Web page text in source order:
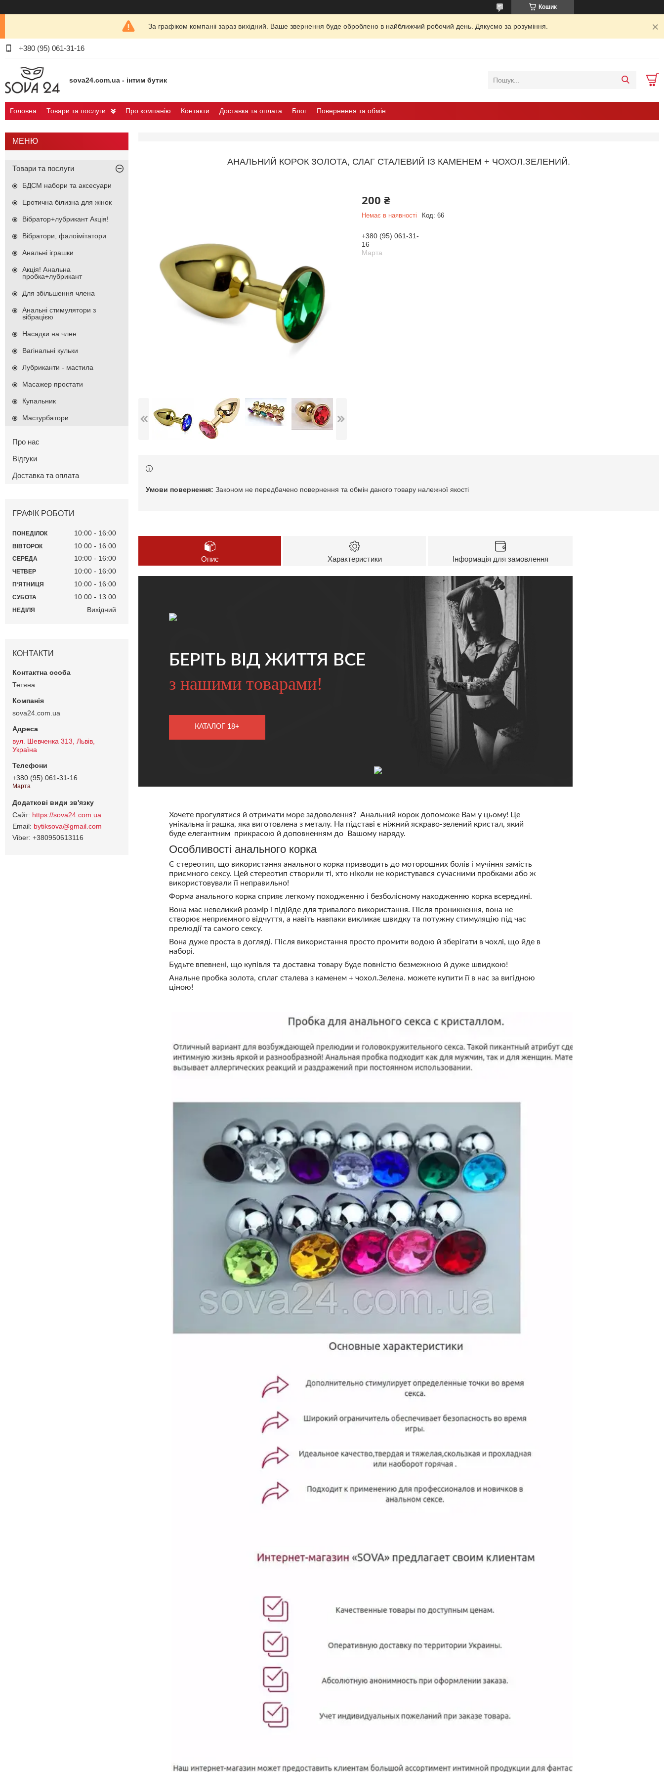
Кошик
За графіком компаніі зараз вихідний. Ваше звернення буде оброблено в найближчий робочий день. Дякуємо за розуміння.
+380 (95) 061-31-16
sova24.com.ua - інтим бутик
Головна Товари та послуги Про компанію Контакти Доставка та оплата Блог Повернення та обмін
АНАЛЬНИЙ КОРОК ЗОЛОТА, СЛАГ СТАЛЕВИЙ ІЗ КАМЕНЕМ + ЧОХОЛ.ЗЕЛЕНИЙ.
200 ₴
Немає в наявності Код: 66
+380 (95) 061-31-
16
Марта
Законом не передбачено повернення та обмін даного товару належної якості
Опис Характеристики Інформація для замовлення
БЕРІТЬ ВІД ЖИТТЯ ВСЕ
з нашими товарами!
КАТАЛОГ 18+
Хочете прогулятися й отримати море задоволення? Анальний корок допоможе Вам у цьому! Це
унікальна іграшка, яка виготовлена з металу. На підставі є ніжний яскраво-зелений кристал, який
буде елегантним прикрасою й доповненням до Вашому наряду.
Особливості анального корка
Є стереотип, що використання анального корка призводить до моторошних болів і мучіння замість
приємного сексу. Цей стереотип створили ті, хто ніколи не користувався сучасними пробками або ж
використовували її неправильно!
Форма анального корка сприяє легкому походженню і безболісному находженню корка всередині.
Вона має невеликий розмір і підійде для тривалого використання. Після проникнення, вона не
створює неприємного відчуття, а навіть навпаки викликає швидку та потужну стимуляцію під час
прелюдії та самого сексу.
Вона дуже проста в догляді. Після використання просто промити водою й зберігати в чохлі, що йде в
наборі.
Будьте впевнені, що купівля та доставка товару буде повністю безмежною й дуже швидкою!
Анальне пробка золота, сплаг сталева з каменем + чохол.Зелена. можете купити її в нас за вигідною
ціною!
Товари та послуги
БДСМ набори та аксесуари
Еротична білизна для жінок
Вібратор+лубрикант Акція!
Вібратори, фалоімітатори
Анальні іграшки
Акція! Анальна
пробка+лубрикант
Для збільшення члена
Анальні стимулятори з
вібрацією
Насадки на член
Вагінальні кульки
Лубриканти - мастила
Масажер простати
Купальник
Мастурбатори
Про нас
Відгуки
Доставка та оплата
ГРАФІК РОБОТИ
ПОНЕДІЛОК 10:00 16:00
ВІВТОРОК 10:00 16:00
СЕРЕДА 10:00 16:00
ЧЕТВЕР 10:00 16:00
ПʼЯТНИЦЯ 10:00 16:00
СУБОТА 10:00 13:00
НЕДІЛЯ Вихідний
КОНТАКТИ
Тетяна
sova24.com.ua
вул. Шевченка 313, Львів,
Україна
+380 (95) 061-31-16
Марта
https://sova24.com.ua
bytiksova@gmail.com
+380950613116